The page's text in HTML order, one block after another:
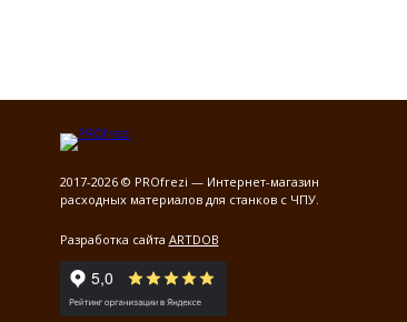
2017-2026 © PROfrezi — Интернет-магазин
расходных материалов для станков с ЧПУ.
Разработка сайта ARTDOB